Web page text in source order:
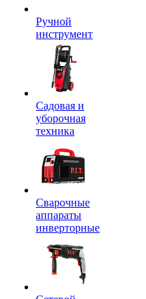
Ручной
инструмент
Садовая и
уборочная
техника
Сварочные
аппараты
инверторные